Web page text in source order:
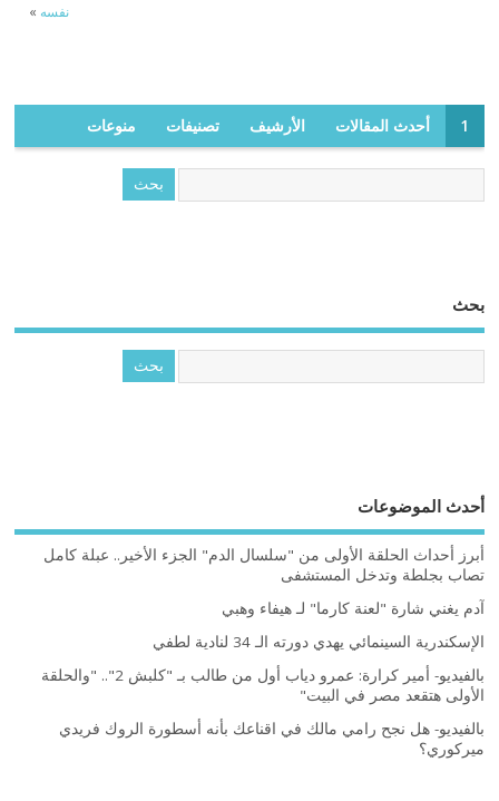
نفسه »
1 أحدث المقالات الأرشيف تصنيفات منوعات
بحث
أحدث الموضوعات
أبرز أحداث الحلقة الأولى من "سلسال الدم" الجزء الأخير.. عبلة كامل
تصاب بجلطة وتدخل المستشفى
آدم يغني شارة "لعنة كارما" لـ هيفاء وهبي
الإسكندرية السينمائي يهدي دورته الـ 34 لنادية لطفي
بالفيديو- أمير كرارة: عمرو دياب أول من طالب بـ "كلبش 2".. "والحلقة
الأولى هتقعد مصر في البيت"
بالفيديو- هل نجح رامي مالك في اقناعك بأنه أسطورة الروك فريدي
ميركوري؟